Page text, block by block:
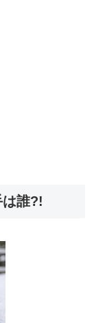
は誰?!